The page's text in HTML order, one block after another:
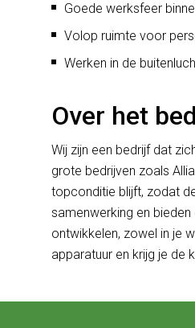
Goede werksfeer
Volop ruimte voor
Werken in de
Over het
Wij zijn een bedrijf dat
grote bedrijven zoals
topconditie blijft, zodat
samenwerking en
ontwikkelen, zowel in je
apparatuur en krijg je de